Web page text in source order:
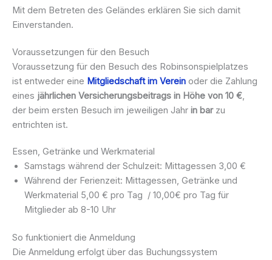
Mit dem Betreten des Geländes erklären Sie sich damit
Einverstanden.
Voraussetzungen für den Besuch
Voraussetzung für den Besuch des Robinsonspielplatzes
ist entweder eine Mitgliedschaft im Verein oder die Zahlung
eines jährlichen Versicherungsbeitrags in Höhe von 10 €,
der beim ersten Besuch im jeweiligen Jahr in barzu
entrichten ist.
Essen, Getränke und Werkmaterial
Samstags während der Schulzeit: Mittagessen 3,00 €
Während der Ferienzeit: Mittagessen, Getränke und
Werkmaterial 5,00 € pro Tag / 10,00€ pro Tag für
Mitglieder ab 8-10 Uhr
So funktioniert die Anmeldung
Die Anmeldung erfolgt über das Buchungssystem